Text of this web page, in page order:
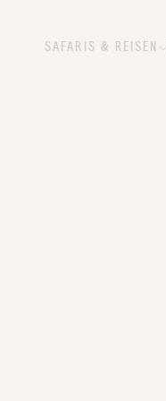
SAFARIS & REISEN